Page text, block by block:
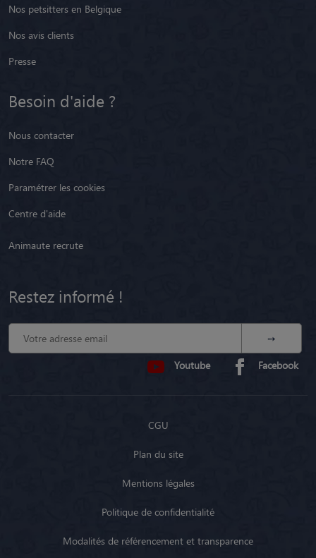
Nos petsitters par ville
Nos petsitters en Belgique
Nos avis clients
Besoin d'aide ?
Nous contacter
Notre FAQ
Paramétrer les cookies
Centre d'aide
Restez informé !
CGU
Plan du site
Mentions légales
Politique de confidentialité